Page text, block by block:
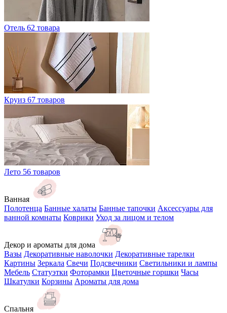
Отель 62 товара
Круиз 67 товаров
Лето 56 товаров
Ванная
Полотенца Банные халаты Банные тапочки Аксессуары для
ванной комнаты Коврики Уход за лицом и телом
Декор и ароматы для дома
Вазы Декоративные наволочки Декоративные тарелки
Картины Зеркала Свечи Подсвечники Светильники и лампы
Мебель Статуэтки Фоторамки Цветочные горшки Часы
Шкатулки Корзины Ароматы для дома
Спальня